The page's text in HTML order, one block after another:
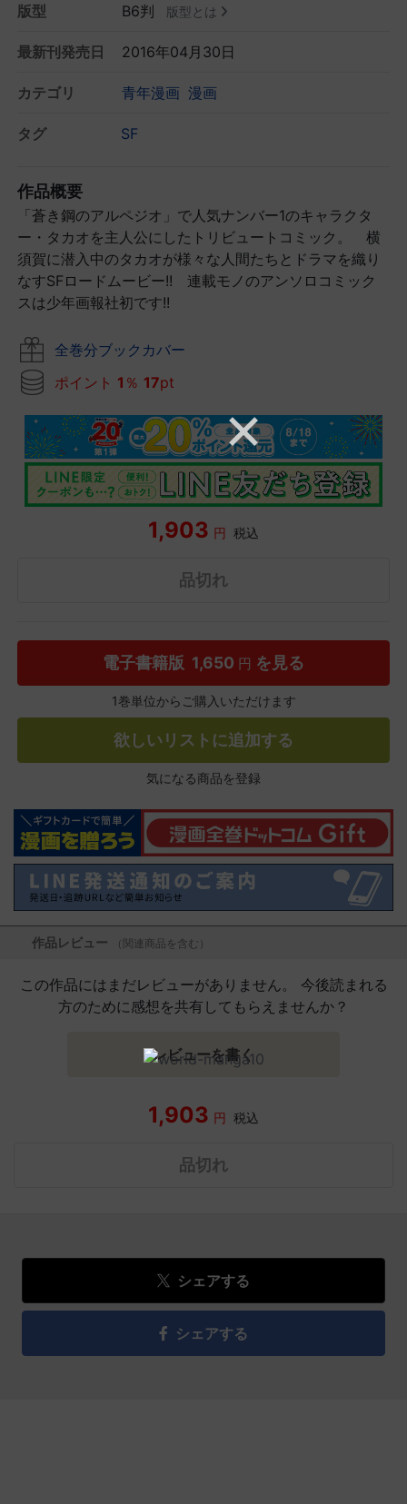
版型 B6判 版型とは
最新刊発売日 2016年04月30日
カテゴリ 青年漫画 漫画
タグ SF
作品概要
「蒼き鋼のアルペジオ」で人気ナンバー1のキャラクタ
ー・タカオを主人公にしたトリビュートコミック。 横
須賀に潜入中のタカオが様々な人間たちとドラマを織り
なすSFロードムービー!! 連載モノのアンソロコミック
スは少年画報社初です!!
全巻分ブックカバー
ポイント 1 ％ 17pt
1,903 円 税込
品切れ
電子書籍版 1,650 円 を見る
1巻単位からご購入いただけます
欲しいリストに追加する
気になる商品を登録
作品レビュー （関連商品を含む）
この作品にはまだレビューがありません。 今後読まれる
方のために感想を共有してもらえませんか？
レビューを書く
1,903 円 税込
品切れ
シェアする
シェアする